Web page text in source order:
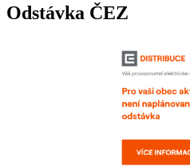
Odstávka ČEZ